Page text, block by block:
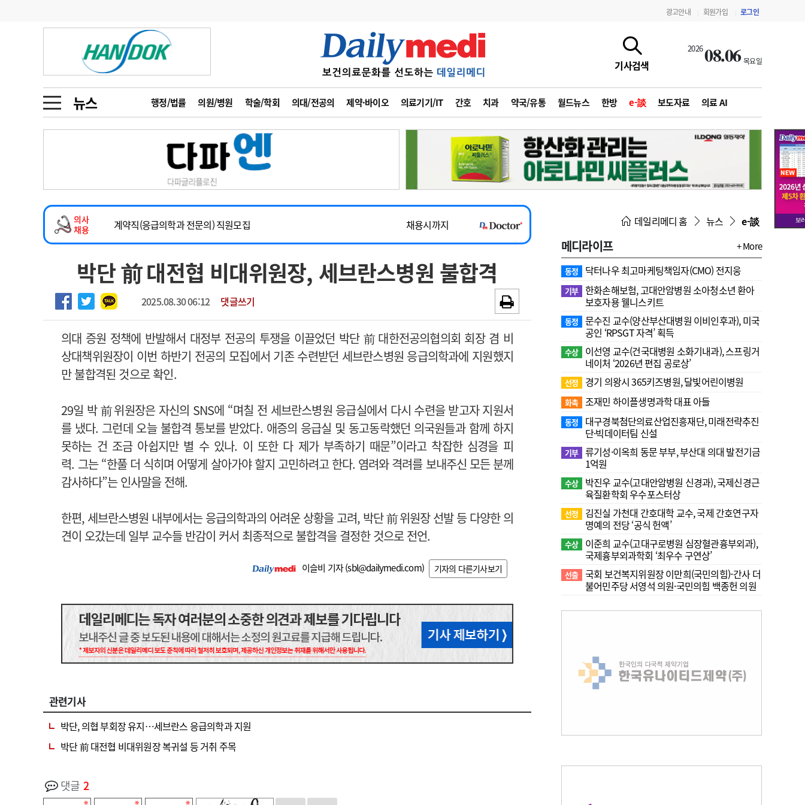
광고안내 회원가입 로그인
기사검색
202608.06 목요일
뉴스 행정/법률 의원/병원 학술/학회 의대/전공의 제약·바이오 의료기기/IT 간호 치과 약국/유통 월드뉴스 한방 e-談 보도자료 의료 AI
금주의 검색어
1
의사인력 수급 추계
2
성분명 처방
3
AI의료
4
전공의 모집 결과
6
관리급여 실시
지필공 지원책
수련환경 개선
의과대학 입시
인사 사고
오피니언 수첩
인물 초대석 피플
동영상뉴스
포토뉴스
메디 Hospital 지역병원 중소병원
인포메이션 행정처분 판례 정책/통계 공시 지침·기준·평가 약제급여 심사 결과
고객센터 회사소개 법적고지 광고안내
의사
채용
2026년 하반기 인턴 모집
마취통증의학과 임기제 임상의사 채용
계약직(응급의학과 전문의) 직원모집
채용시까지
하반기 전공의(레지던트1년차) 모집
~2026-08-15
2026년 하반기 인턴 모집
~2026-08-31
마취통증의학과 임기제 임상의사 채용
박단 前 대전협 비대위원장, 세브란스병원 불합격
2025.08.30 06:12 댓글쓰기
의대 증원 정책에 반발해서 대정부 전공의 투쟁을 이끌었던 박단 前 대한전공의협의회 회장 겸 비
상대책위원장이 이번 하반기 전공의 모집에서 기존 수련받던 세브란스병원 응급의학과에 지원했지
만 불합격된 것으로 확인.
29일 박 前 위원장은 자신의 SNS에 “며칠 전 세브란스병원 응급실에서 다시 수련을 받고자 지원서
를 냈다. 그런데 오늘 불합격 통보를 받았다. 애증의 응급실 및 동고동락했던 의국원들과 함께 하지
못하는 건 조금 아쉽지만 별 수 있나. 이 또한 다 제가 부족하기 때문”이라고 착잡한 심경을 피
력. 그는 “한풀 더 식히며 어떻게 살아가야 할지 고민하려고 한다. 염려와 격려를 보내주신 모든 분께
감사하다”는 인사말을 전해.
한편, 세브란스병원 내부에서는 응급의학과의 어려운 상황을 고려, 박단 前 위원장 선발 등 다양한 의
견이 오갔는데 일부 교수들 반감이 커서 최종적으로 불합격을 결정한 것으로 전언.
이슬비 기자 (sbl@dailymedi.com) 기자의 다른기사보기
관련기사
박단, 의협 부회장 유지…세브란스 응급의학과 지원
박단 前 대전협 비대위원장 복귀설 등 거취 주목
댓글 2
데일리메디 홈 뉴스 e-談
메디라이프 + More
동정 닥터나우 최고마케팅책임자(CMO) 전지웅
기부 한화손해보험, 고대안암병원 소아청소년 환아
보호자용 웰니스키트
동정
문수진 교수( 양산부산대병원 이비인후과), 미국
공인 ‘RPSGT 자격’ 획득
수상
이선영 교수(건국대병원 소화기내과), 스프링거
네이처 ‘2026년 편집 공로상’
선정 경기 의왕시 365키즈병원, 달빛어린이병원
화촉 조재민 하이플생명과학 대표 아들
동정
대구경북첨단의료산업진흥재단, 미래전략추진
단·빅데이터팀 신설
기부 류기성·이옥희 동문 부부, 부산대 의대 발전기금
1억원
수상
박진우 교수(고대안암병원 신경과), 국제신경근
육질환학회 우수포스터상
선정
김진실 가천대 간호대학 교수, 국제 간호연구자
명예의 전당 ‘공식 헌액’
수상
이준희 교수(고대구로병원 심장혈관흉부외과),
국제흉부외과학회 ‘최우수 구연상’
선출 국회 보건복지위원장 이만희(국민의힘)-간사 더
불어민주당 서영석 의원·국민의힘 백종헌 의원